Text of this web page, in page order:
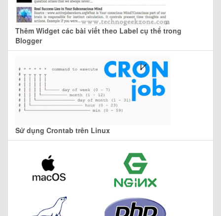
Thêm Widget các bài viết theo Label cụ thể trong
Blogger
Sử dụng Crontab trên Linux